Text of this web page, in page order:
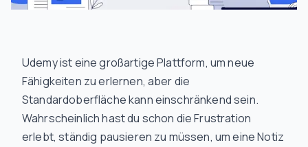
Udemy ist eine großartige Plattform, um neue
Fähigkeiten zu erlernen, aber die
Standardoberfläche kann einschränkend sein.
Wahrscheinlich hast du schon die Frustration
erlebt, ständig pausieren zu müssen, um eine Notiz